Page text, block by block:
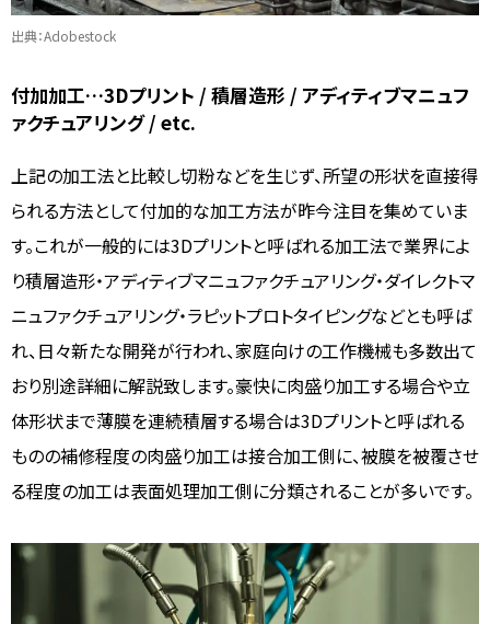
出典：Adobestock
付加加工…3Dプリント / 積層造形 / アディティブマニュフ
ァクチュアリング / etc.
上記の加工法と比較し切粉などを生じず、所望の形状を直接得
られる方法として付加的な加工方法が昨今注目を集めていま
す。これが一般的には3Dプリントと呼ばれる加工法で業界によ
り積層造形・アディティブマニュファクチュアリング・ダイレクトマ
ニュファクチュアリング・ラピットプロトタイピングなどとも呼ば
れ、日々新たな開発が行われ、家庭向けの工作機械も多数出て
おり別途詳細に解説致します。豪快に肉盛り加工する場合や立
体形状まで薄膜を連続積層する場合は3Dプリントと呼ばれる
ものの補修程度の肉盛り加工は接合加工側に、被膜を被覆させ
る程度の加工は表面処理加工側に分類されることが多いです。